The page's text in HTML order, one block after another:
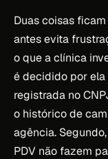
Duas coisas
antes evita
o que a clínica
é decidido por
registrada no
o histórico de
agência.
PDV não fazem